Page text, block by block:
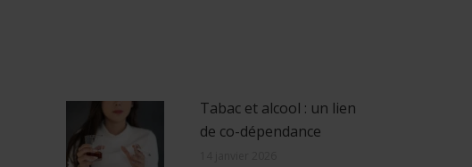
Tabac et alcool : un lien
de co-dépendance